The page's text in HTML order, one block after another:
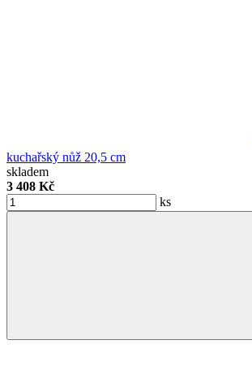
kuchařský nůž 20,5 cm
skladem
3 408 Kč
ks